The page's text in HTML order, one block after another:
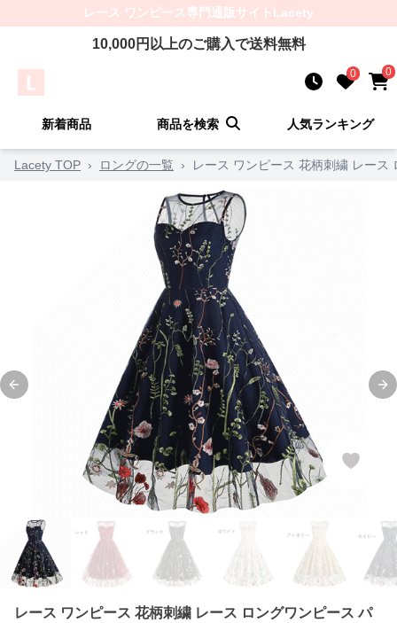
レース ワンピース専門通販サイト Lacety
10,000円以上のご購入で送料無料
0 0
新着商品 商品を検索 人気ランキング
Lacety TOP › ロングの一覧 › レース ワンピース 花柄刺繍 レース
Previous slide
レース ワンピース 花柄刺繍 レース ロングワンピース パ